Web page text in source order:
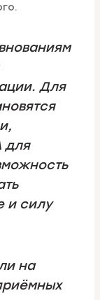
Для
для
и силу
на